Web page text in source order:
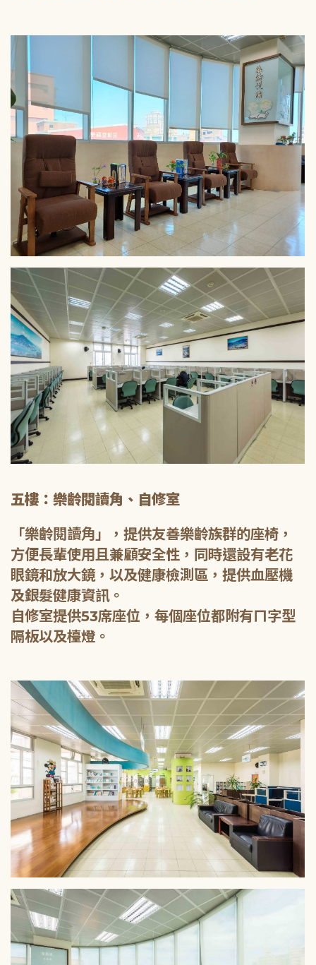
五樓：樂齡閱讀角、自修室
「樂齡閱讀角」，提供友善樂齡族群的座椅，
方便長輩使用且兼顧安全性，同時還設有老花
眼鏡和放大鏡，以及健康檢測區，提供血壓機
及銀髮健康資訊。
自修室提供53席座位，每個座位都附有ㄇ字型